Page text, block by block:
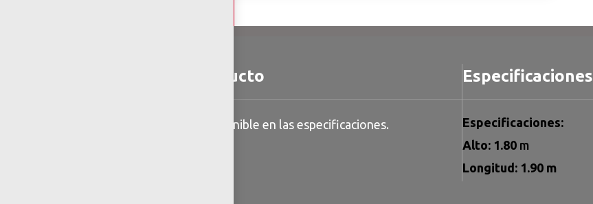
Detalles del producto
Información general disponible en las especificaciones.
Especificaciones
Especificaciones:
Alto: 1.80 m
Longitud: 1.90 m